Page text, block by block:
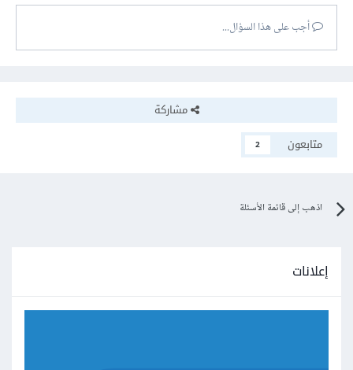
أجب على هذا السؤال...
مشاركة
متابعون
2
اذهب إلى قائمة الأسئلة
إعلانات